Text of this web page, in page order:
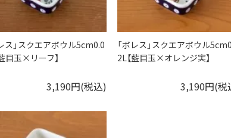
ス」スクエアボウル5cm0.0
目玉×リーフ】
3,190円(税込)
「ボレス」スクエアボウル
2L【藍目玉×オレンジ実】
3,190円(税